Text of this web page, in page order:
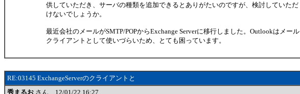
供していただき、サーバの種類を追加できるとありがたいのですが、検討していただ
けないでしょうか。
最近会社のメールがSMTP/POPからExchange Serverに移行しました。Outlookはメール
クライアントとして使いづらいため、とても困っています。
RE:03145 ExchangeServerのクライアントと
秀まるお さん 12/01/22 16:27